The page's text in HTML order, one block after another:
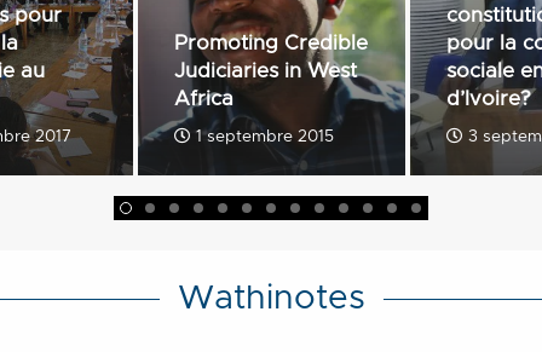
pour
au
2017
Promoting Credible
Judiciaries in West
Africa
1 septembre 2015
pour la
sociale
d’Ivoire?
3
Wathinotes